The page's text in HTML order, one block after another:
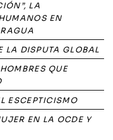
LA
EN
LA DISPUTA GLOBAL
QUE
ESCEPTICISMO
EN LA OCDE Y